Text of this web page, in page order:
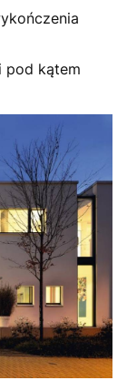
pod kątem